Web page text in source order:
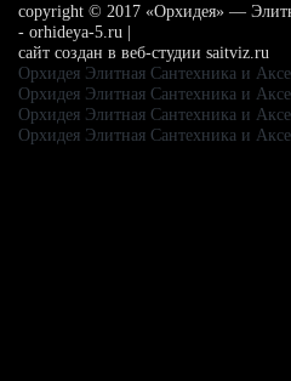
сopyright © 2017 «Орхидея» —
- orhideya-5.ru |
сайт создан в веб-студии saitviz.ru
Орхидея Элитная Сантехника и
Орхидея Элитная Сантехника и
Орхидея Элитная Сантехника и
Орхидея Элитная Сантехника и